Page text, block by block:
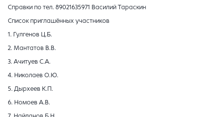
Справки по тел. 89021635971 Василий Тараскин
Список приглашённых участников
1. Гулгенов Ц.Б.
2. Мантатов В.В.
3. Ачитуев С.А.
4. Николаев О.Ю.
5. Дырхеев К.П.
6. Номоев А.В.